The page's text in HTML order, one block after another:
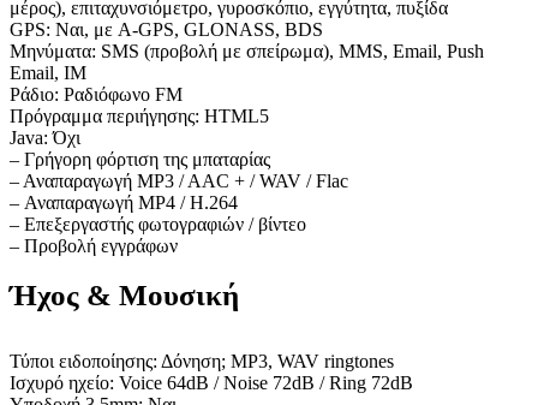
μέρος), επιταχυνσιόμετρο, γυροσκόπιο, εγγύτητα, πυξίδα
GPS: Ναι, με A-GPS, GLONASS, BDS
Μηνύματα: SMS (προβολή με σπείρωμα), MMS, Email, Push
Email, IM
Ράδιο: Ραδιόφωνο FM
Πρόγραμμα περιήγησης: HTML5
Java: Όχι
– Γρήγορη φόρτιση της μπαταρίας
– Αναπαραγωγή MP3 / AAC + / WAV / Flac
– Αναπαραγωγή MP4 / H.264
– Επεξεργαστής φωτογραφιών / βίντεο
– Προβολή εγγράφων
Ήχος & Μουσική
Τύποι ειδοποίησης: Δόνηση; MP3, WAV ringtones
Ισχυρό ηχείο: Voice 64dB / Noise 72dB / Ring 72dB